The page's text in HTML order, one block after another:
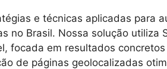
e técnicas aplicadas para
no Brasil. Nossa solução utiliza
focada em resultados
de páginas geolocalizadas